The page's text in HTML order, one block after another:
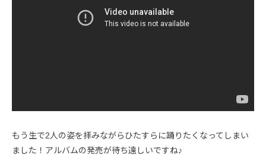
もう生で2人の姿を拝みながらひたすらに踊りたくなってしまい
ました！アルバムの発売が待ち遠しいですね♪